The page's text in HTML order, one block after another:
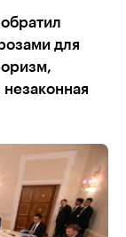
для